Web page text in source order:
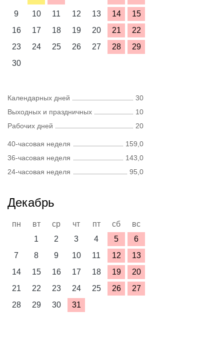
9
10 11 12 13 14
15
16
17 18 19 20 21
22
23
24 25 26 27 28
29
30
Календарных дней
30
Выходных и праздничных
10
Рабочих дней
20
40-часовая неделя
159,0
36-часовая неделя
143,0
24-часовая неделя
95,0
Декабрь
пн вт ср чт пт сб
вс
1
2 3 4 5
6
7
8 9 10 11 12
13
14
15 16 17 18 19
20
21
22 23 24 25 26
27
28
29 30 31